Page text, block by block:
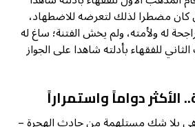
كان مضطرا لذلك لتعرضه للاضطهاد،
له ولأمته، ولم يخش الفتنة؛ ساغ له
للفقهاء بأدلته شاهدا على الجواز
الأكثر دواماً واستمراراً